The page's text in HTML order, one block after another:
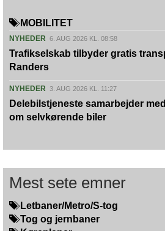
MOBILITET
NYHEDER 6. AUG 2026 KL. 08:58
Trafikselskab tilbyder gratis
Randers
NYHEDER 3. AUG 2026 KL. 11:27
Delebilstjeneste samarbejder
om selvkørende biler
Mest sete emner
Letbaner/Metro/S-tog
Tog og jernbaner